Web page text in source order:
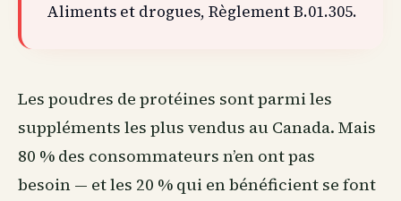
Aliments et drogues, Règlement B.01.305.
Les poudres de protéines sont parmi les
suppléments les plus vendus au Canada. Mais
80 % des consommateurs n’en ont pas
besoin — et les 20 % qui en bénéficient se font